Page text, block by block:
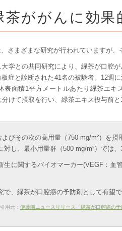
茶ががんに効果
さまざまな研究が行われていますが、
学との共同研究により、緑茶が口腔
症と診断された41名の被験者。12週
表面積1平方メートルあたり緑茶エキ
分けて摂取を行い、緑茶エキス投与前
びその次の高用量（750 mg/m²）を
対し、最小用量群（500 mg/m²）では
生に関するバイオマーカー(VEGF：血
で、緑茶が口腔癌の予防剤として有望
引用元： 伊藤園ニュースリリース「緑茶が口腔癌の